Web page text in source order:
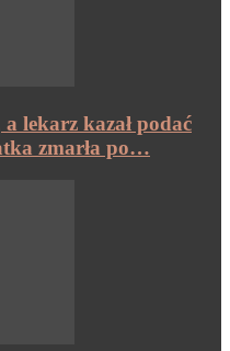
a lekarz kazał podać
zmarła po…